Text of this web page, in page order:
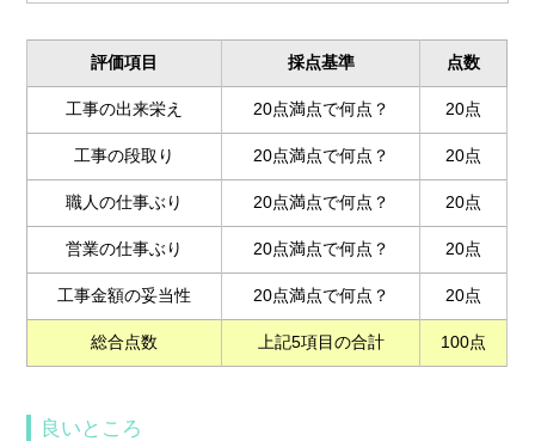
評価項目 採点基準 点数
工事の出来栄え 20点満点で何点？ 20点
工事の段取り 20点満点で何点？ 20点
職人の仕事ぶり 20点満点で何点？ 20点
営業の仕事ぶり 20点満点で何点？ 20点
工事金額の妥当性 20点満点で何点？ 20点
総合点数 上記5項目の合計 100点
良いところ